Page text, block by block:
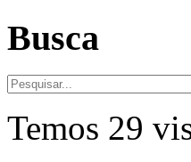
Busca
Temos 29